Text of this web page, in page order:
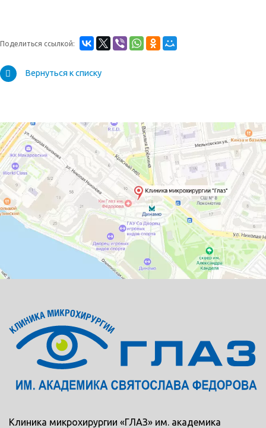
Поделиться ссылкой:
Вернуться к списку
Клиника микрохирургии «ГЛАЗ» им. академика